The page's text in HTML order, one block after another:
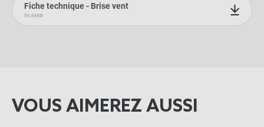
Fiche technique - Brise vent
56.86KB
VOUS AIMEREZ AUSSI